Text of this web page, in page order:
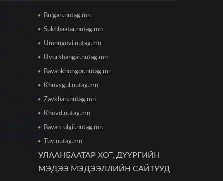
дэлхийн эдийн засгийн
бууруулжээ
2026/06/12 18:05
хойш анх удаа бодлогын хүүгээ
2026/06/12 15:05
Богдхан ууланд хортон шавж
тул 10-14 хоног ойд чөлөөт
2026/06/10 12:09
Bulgan.nutag.mn
Sukhbaatar.nutag.mn
Umnugovi.nutag.mn
Uvurkhangai.nutag.mn
Bayankhongor.nutag.mn
Khuvsgul.nutag.mn
Zavkhan.nutag.mn
Khovd.nutag.mn
Bayan-ulgii.nutag.mn
Tuv.nutag.mn
УЛААНБААТАР ХОТ, ДҮҮРГИЙН
МЭДЭЭ МЭДЭЭЛЛИЙН САЙТУУД